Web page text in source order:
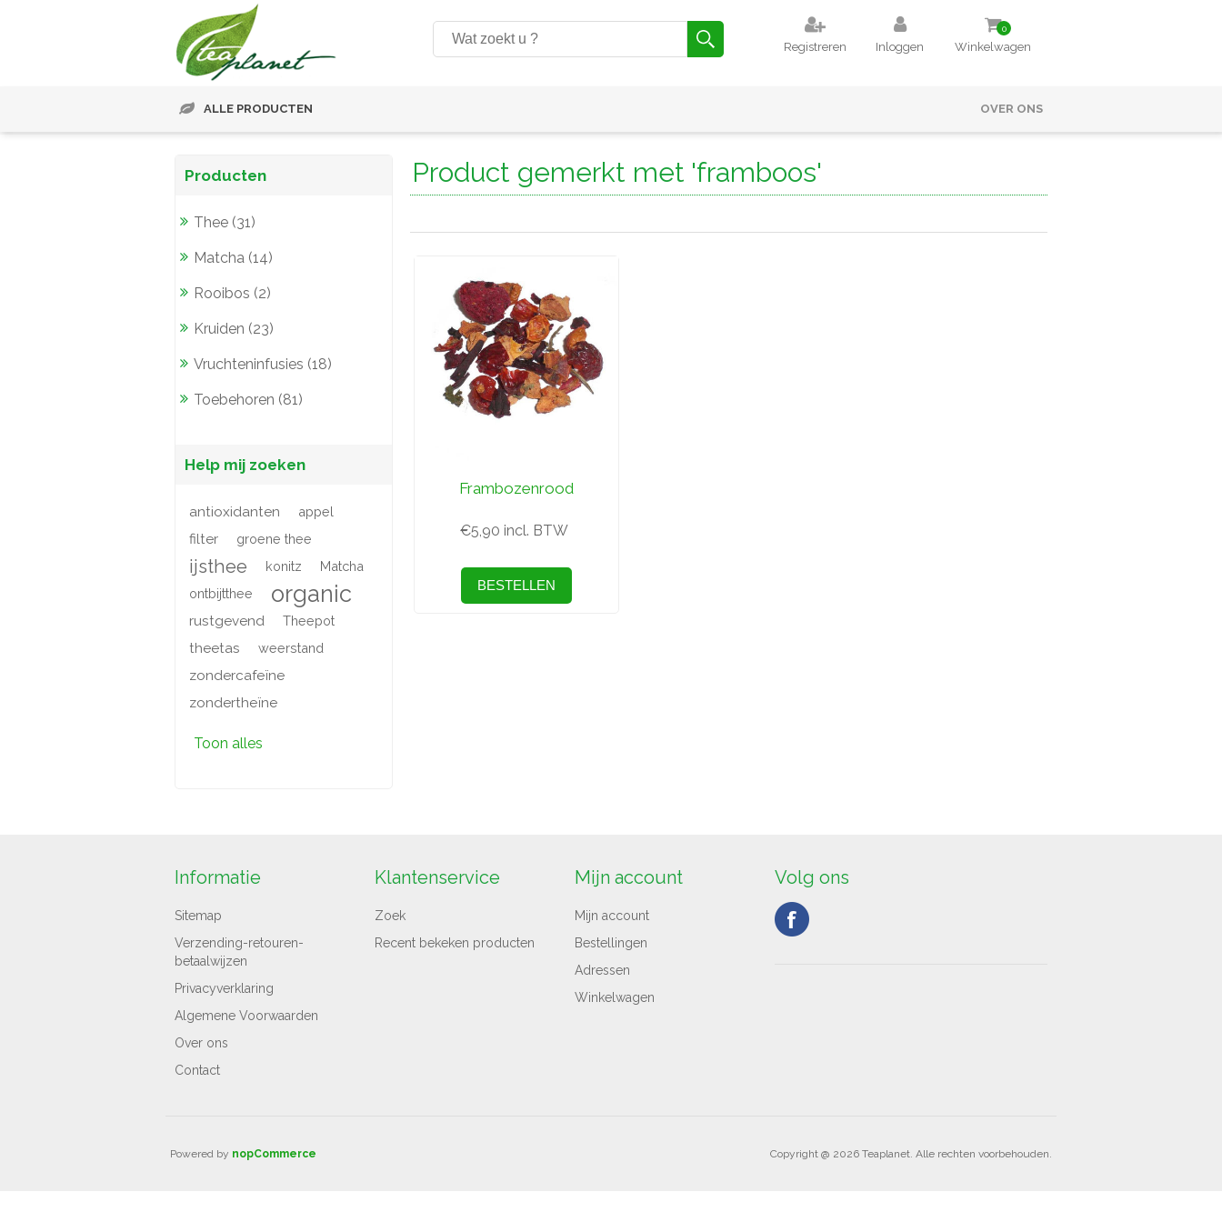
Registreren Inloggen
0
Winkelwagen
ALLE PRODUCTEN OVER ONS
Product gemerkt met 'framboos'
Frambozenrood
€5,90 incl. BTW
Producten
Thee (31)
Matcha (14)
Rooibos (2)
Kruiden (23)
Vruchteninfusies (18)
Toebehoren (81)
Help mij zoeken
antioxidanten appel
filter groene thee
ijsthee konitz
Matcha
ontbijtthee
organic
rustgevend Theepot
theetas weerstand
zondercafeïne
zondertheïne
Toon alles
Informatie
Sitemap
Verzending-retouren-
betaalwijzen
Privacyverklaring
Algemene Voorwaarden
Over ons
Contact
Klantenservice
Zoek
Recent bekeken producten
Mijn account
Mijn account
Bestellingen
Adressen
Winkelwagen
Volg ons
Copyright @ 2026 Teaplanet. Alle rechten voorbehouden.
Powered by nopCommerce